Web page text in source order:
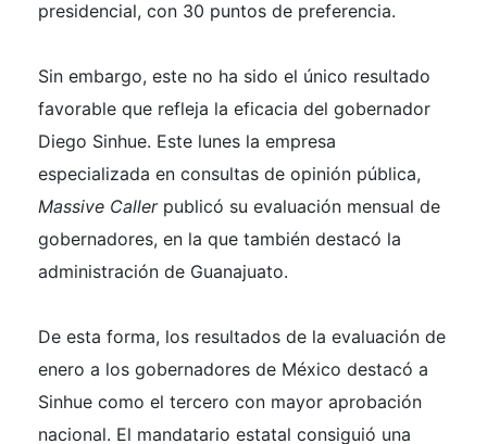
presidencial, con 30 puntos de preferencia.
Sin embargo, este no ha sido el único resultado
favorable que refleja la eficacia del gobernador
Diego Sinhue. Este lunes la empresa
especializada en consultas de opinión pública,
Massive Callerpublicó su evaluación mensual de
gobernadores, en la que también destacó la
administración de Guanajuato.
De esta forma, los resultados de la evaluación de
enero a los gobernadores de México destacó a
Sinhue como el tercero con mayor aprobación
nacional. El mandatario estatal consiguió una